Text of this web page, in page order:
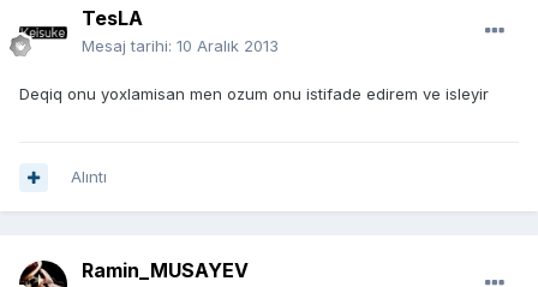
TesLA
Mesaj tarihi: 10 Aralık 2013
Deqiq onu yoxlamisan men ozum onu istifade edirem ve isleyir
Alıntı
Ramin_MUSAYEV